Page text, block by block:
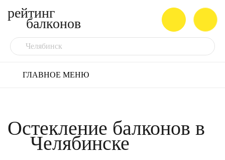
рейтинг
балконов
Челябинск
ГЛАВНОЕ МЕНЮ
Остекление балконов в
Челябинске